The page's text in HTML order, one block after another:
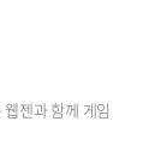
젠과 함께 게임